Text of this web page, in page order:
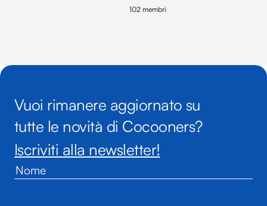
102 membri
Vuoi rimanere aggiornato su
tutte le novità di Cocooners?
Iscriviti alla newsletter!